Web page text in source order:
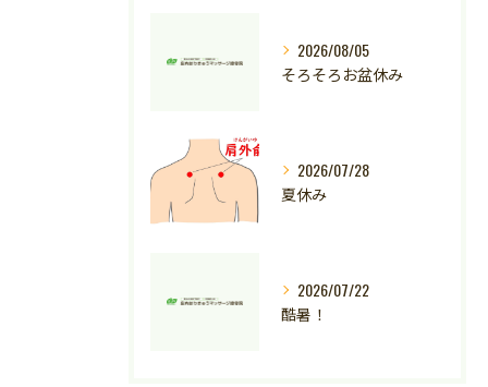
2026/08/05
そろそろお盆休み
2026/07/28
夏休み
2026/07/22
酷暑！